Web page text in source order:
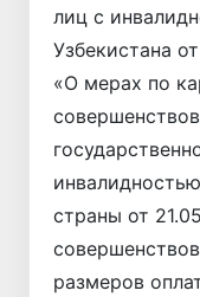
лиц с
Узбекистана
«О мерах по
страны от
размеров